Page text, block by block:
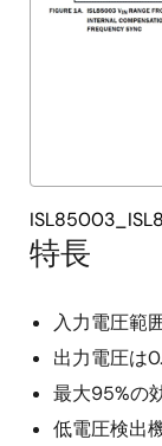
特長
入力電圧範
出力電圧は
最大95%の
低電圧検出